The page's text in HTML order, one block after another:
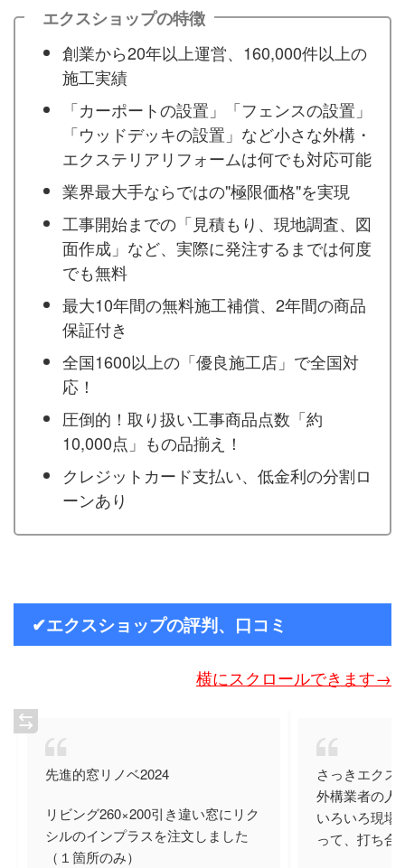
エクスショップの特徴
創業から20年以上運営、160,000件以上の
施工実績
「カーポートの設置」「フェンスの設置」
「ウッドデッキの設置」など小さな外構・
エクステリアリフォームは何でも対応可能
業界最大手ならではの"極限価格"を実現
工事開始までの「見積もり、現地調査、図
面作成」など、実際に発注するまでは何度
でも無料
最大10年間の無料施工補償、2年間の商品
保証付き
全国1600以上の「優良施工店」で全国対
応！
圧倒的！取り扱い工事商品点数「約
10,000点」もの品揃え！
クレジットカード支払い、低金利の分割ロ
ーンあり
✔エクスショップの評判、口コミ
横にスクロールできます→
先進的窓リノベ2024
リビング260×200引き違い窓にリク
シルのインプラスを注文しました
（１箇所のみ）
さっきエクス
外構業者の人
いろいろ現場
って、打ち合